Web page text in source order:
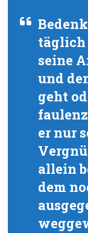
täglich
seine
und
geht
er nur
allein
dem